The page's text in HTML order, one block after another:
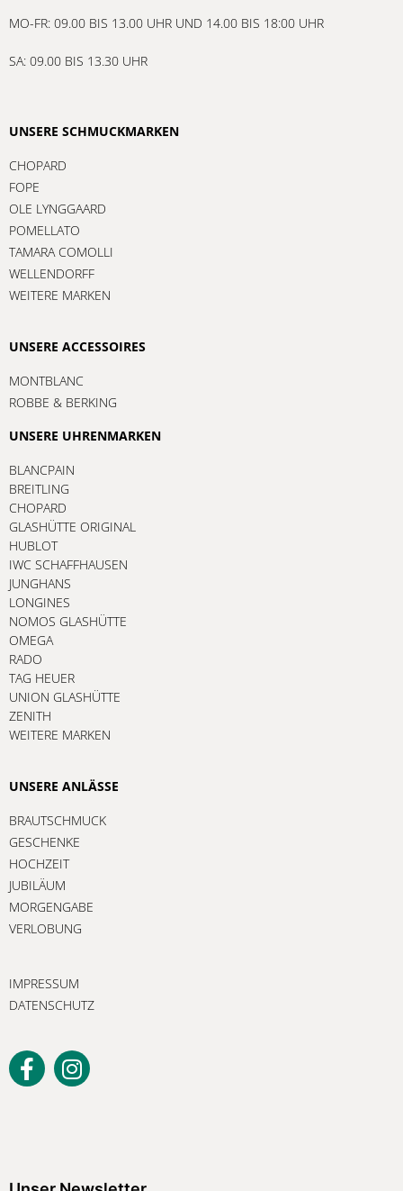
MO-FR: 09.00 BIS 13.00 UHR UND 14.00 BIS 18:00 UHR
SA: 09.00 BIS 13.30 UHR
UNSERE SCHMUCKMARKEN
CHOPARD
FOPE
OLE LYNGGAARD
POMELLATO
TAMARA COMOLLI
WELLENDORFF
WEITERE MARKEN
UNSERE ACCESSOIRES
MONTBLANC
ROBBE & BERKING
UNSERE UHRENMARKEN
BLANCPAIN
BREITLING
CHOPARD
GLASHÜTTE ORIGINAL
HUBLOT
IWC SCHAFFHAUSEN
JUNGHANS
LONGINES
NOMOS GLASHÜTTE
OMEGA
RADO
TAG HEUER
UNION GLASHÜTTE
ZENITH
WEITERE MARKEN
UNSERE ANLÄSSE
BRAUTSCHMUCK
GESCHENKE
HOCHZEIT
JUBILÄUM
MORGENGABE
VERLOBUNG
IMPRESSUM
DATENSCHUTZ